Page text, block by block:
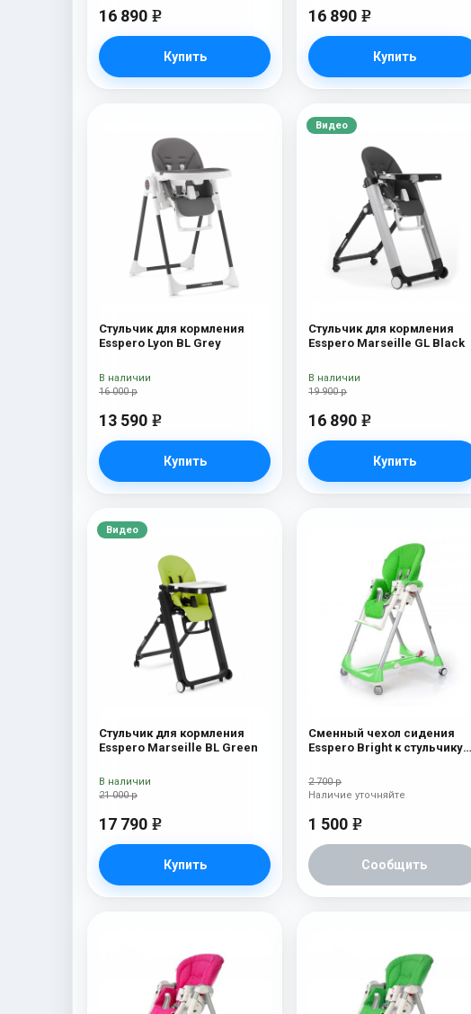
16 890 e
Купить
16 890 e
Купить
Стульчик для кормления
Esspero Lyon BL Grey
16 000 р
13 590 e
Купить
В наличии
Видео
Стульчик для кормления
Esspero Marseille GL Black
19 900 р
16 890 e
Купить
В наличии
Видео
Стульчик для кормления
Esspero Marseille BL Green
21 000 р
17 790 e
Купить
В наличии
Сменный чехол сидения
Esspero Bright к стульчику
Diner Green
2 700 р
1 500 e
Сообщить
Наличие уточняйте